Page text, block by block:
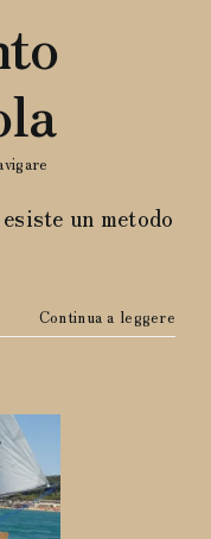
un metodo
Continua a leggere